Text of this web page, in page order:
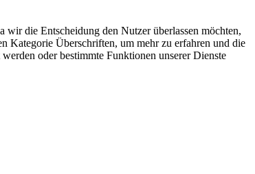
die Entscheidung den Nutzer überlassen möchten,
Kategorie Überschriften, um mehr zu erfahren und die
oder bestimmte Funktionen unserer Dienste